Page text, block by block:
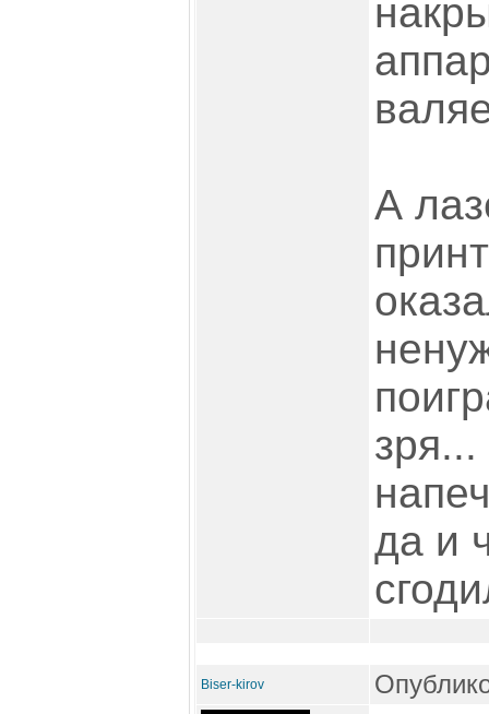
А
зря...
да и
Biser-kirov